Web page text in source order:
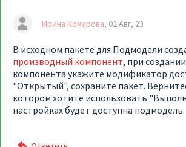
Ирина Комарова 02 Авг, 23
В исходном пакете для Подмодели
производный компонент, при
компонента укажите модификатор
"Открытый", сохраните пакет.
котором хотите использовать
настройках будет доступна подмодель.